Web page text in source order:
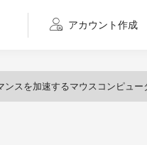
アカウント作成
加速するマウスコンピューターのIntel